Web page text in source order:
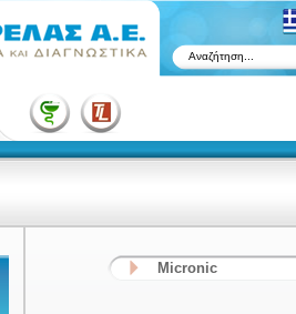
Micronic